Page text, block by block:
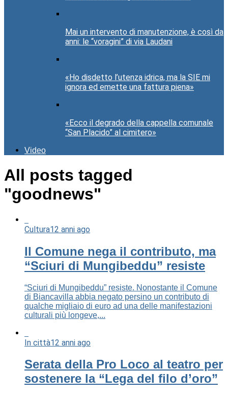
Mai un intervento di manutenzione, è così da
anni: le “voragini” di via Laudani
«Ho disdetto l’utenza idrica, ma la SIE mi
ignora ed emette una fattura piena»
«Ecco il degrado della cappella comunale
“San Placido” al cimitero»
Video
All posts tagged
"goodnews"
Cultura12 anni ago
Il Comune nega il contributo, ma
“Sciuri di Mungibeddu” resiste
“Sciuri di Mungibeddu” resiste. Nonostante il Comune
di Biancavilla abbia negato persino un contributo di
qualche migliaio di euro ad una delle manifestazioni
culturali più longeve,...
In città12 anni ago
Serata della Pro Loco al teatro per
sostenere la “Lega del filo d’oro”